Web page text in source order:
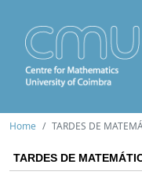
Home TARDES DE
TARDES DE